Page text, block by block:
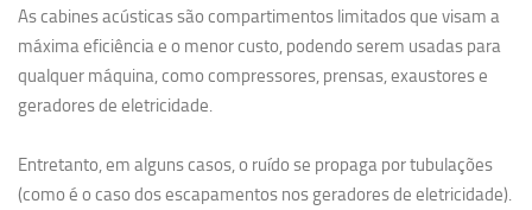
As cabines acústicas são compartimentos limitados que visam a
máxima eficiência e o menor custo, podendo serem usadas para
qualquer máquina, como compressores, prensas, exaustores e
geradores de eletricidade.
Entretanto, em alguns casos, o ruído se propaga por tubulações
(como é o caso dos escapamentos nos geradores de eletricidade).